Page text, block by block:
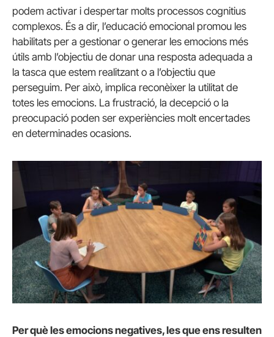
podem activar i despertar molts processos cognitius
complexos. És a dir, l’educació emocional promou les
habilitats per a gestionar o generar les emocions més
útils amb l’objectiu de donar una resposta adequada a
la tasca que estem realitzant o a l’objectiu que
perseguim. Per això, implica reconèixer la utilitat de
totes les emocions. La frustració, la decepció o la
preocupació poden ser experiències molt encertades
en determinades ocasions.
Per què les emocions negatives, les que ens resulten